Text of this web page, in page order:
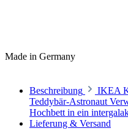
Made in Germany
Beschreibung
IKEA
Teddybär-Astronaut
Hochbett in ein
Lieferung & Versand